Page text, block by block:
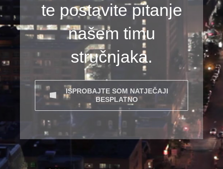
te postavite pitanje
našem timu
stručnjaka.
ISPROBAJTE SOM NATJEČAJI
BESPLATNO